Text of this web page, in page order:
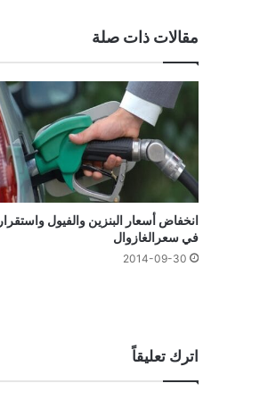
مقالات ذات صلة
انخفاض أسعار البنزين والفيول واستقرار
في سعرالغازوال
2014-09-30
اترك تعليقاً